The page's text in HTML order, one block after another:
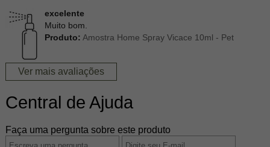
excelente
Muito bom.
Produto: Amostra Home Spray Vicace 10ml - Pet
Ver mais avaliações
Central de Ajuda
Faça uma pergunta sobre este produto